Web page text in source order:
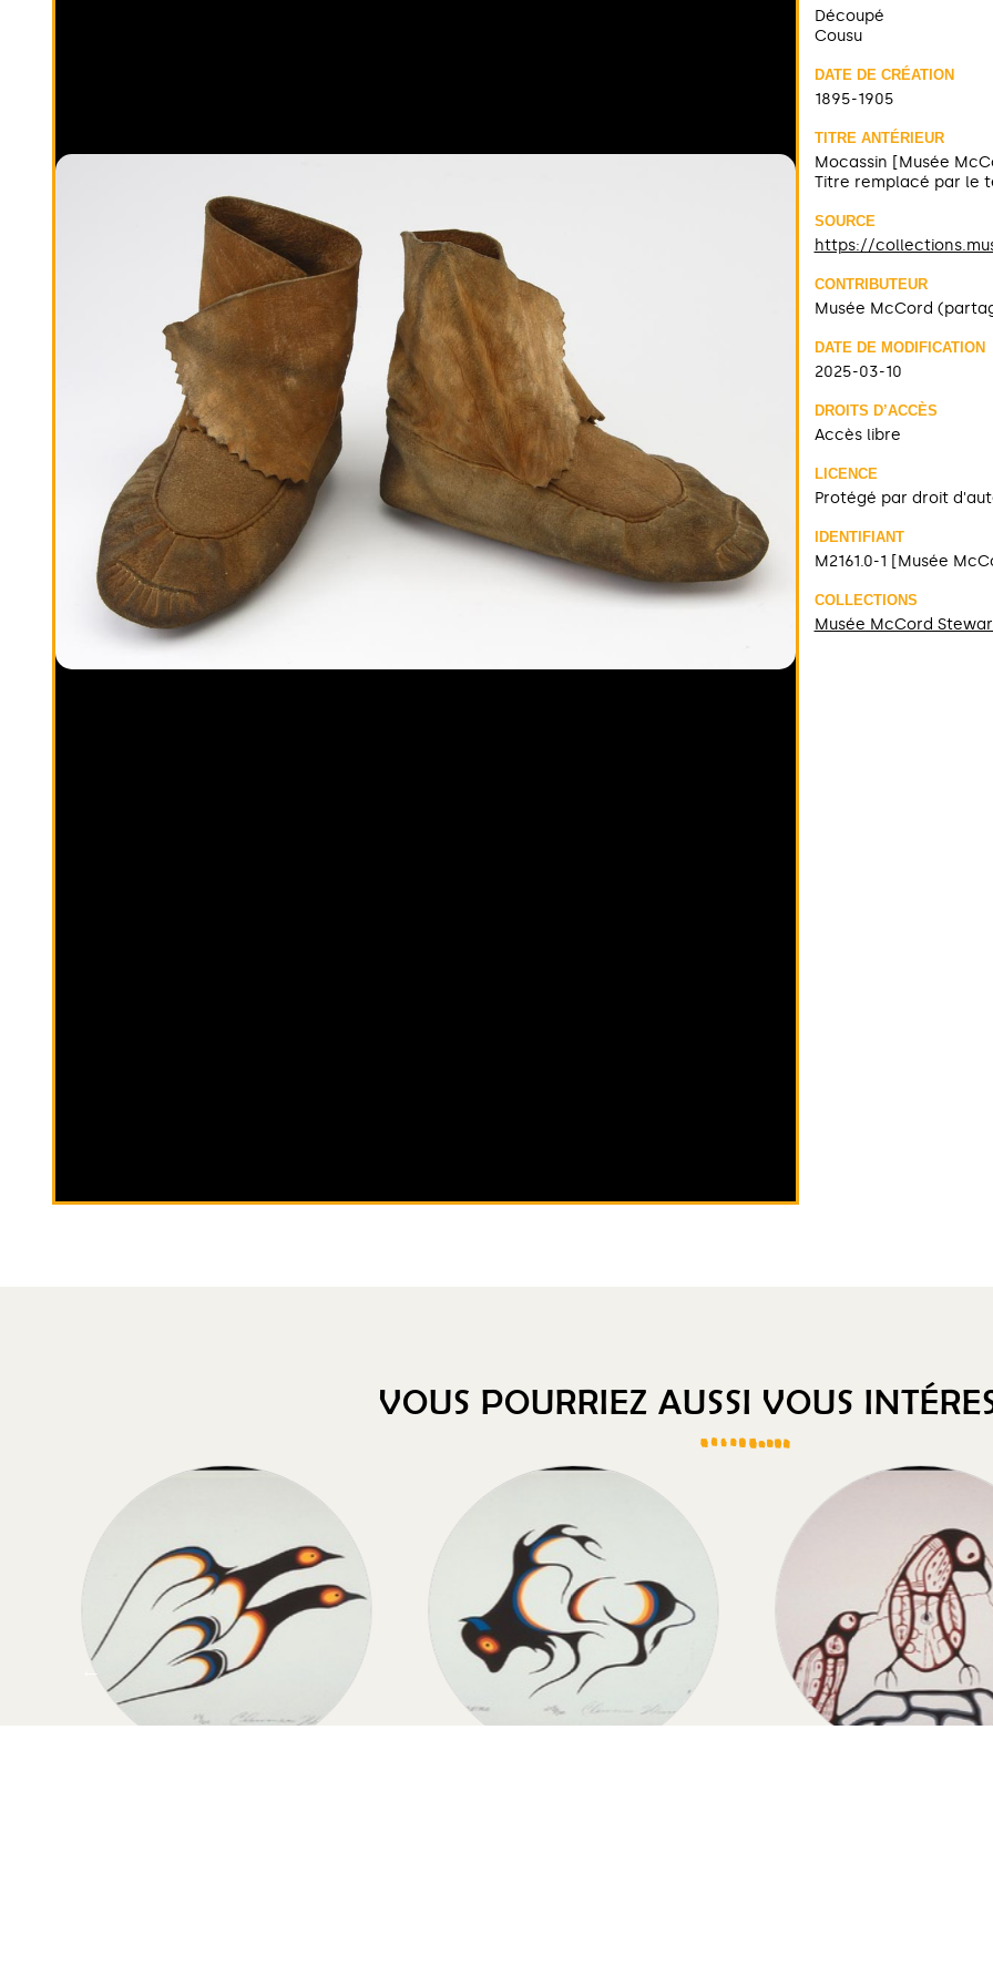
Découpé
Cousu
DATE DE CRÉATION
1895-1905
TITRE ANTÉRIEUR
Mocassin [Musée
Titre remplacé par le
SOURCE
https://
CONTRIBUTEUR
Musée McCord
DATE DE MODIFICATION
2025-03-10
DROITS D’ACCÈS
Accès libre
LICENCE
Protégé par droit
IDENTIFIANT
M2161.0-1 [Musée
COLLECTIONS
Musée McCord
VOUS POURRIEZ AUSSI VOUS